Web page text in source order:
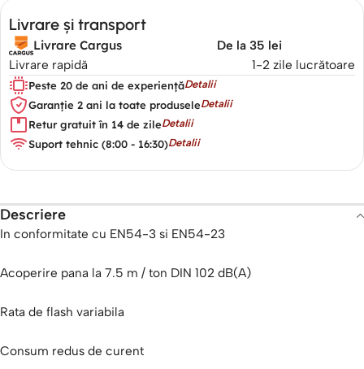
Livrare și transport
Livrare Cargus
Livrare rapidă
De la 35 lei
1-2 zile lucrătoare
Peste 20 de ani de experiențăDetalii
Garanție 2 ani la toate produseleDetalii
Retur gratuit în 14 de zileDetalii
Suport tehnic (8:00 - 16:30)Detalii
Descriere
In conformitate cu EN54-3 si EN54-23
Acoperire pana la 7.5 m / ton DIN 102 dB(A)
Rata de flash variabila
Consum redus de curent